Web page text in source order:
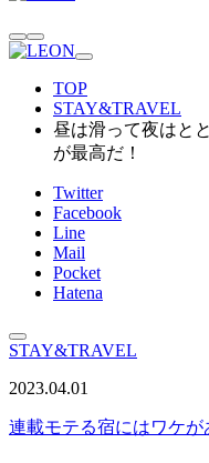
TOP
STAY&TRAVEL
昼は滑って夜はと
が最高だ！
Twitter
Facebook
Line
Mail
Pocket
Hatena
STAY&TRAVEL
2023.04.01
連載モテる宿にはワケが